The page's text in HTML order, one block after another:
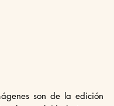
son de la edición